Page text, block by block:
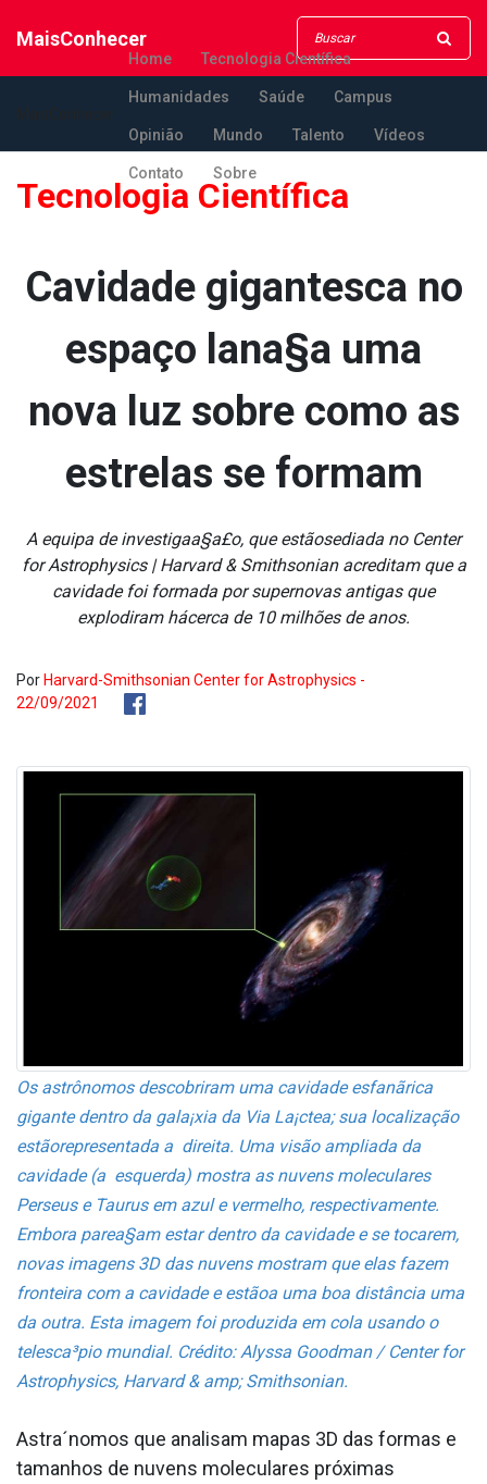
MaisConhecer
Home Tecnologia Científica
Humanidades Saúde Campus
Opinião Mundo Talento Vídeos
Contato Sobre
Tecnologia Científica
Cavidade gigantesca no
espaço lana§a uma
nova luz sobre como as
estrelas se formam
A equipa de investigaa§a£o, que estãosediada no Center
for Astrophysics | Harvard & Smithsonian acreditam que a
cavidade foi formada por supernovas antigas que
explodiram hácerca de 10 milhões de anos.
Por Harvard-Smithsonian Center for Astrophysics -
22/09/2021
Os astrônomos descobriram uma cavidade esfanãrica
gigante dentro da gala¡xia da Via La¡ctea; sua localização
estãorepresentada a direita. Uma visão ampliada da
cavidade (a esquerda) mostra as nuvens moleculares
Perseus e Taurus em azul e vermelho, respectivamente.
Embora parea§am estar dentro da cavidade e se tocarem,
novas imagens 3D das nuvens mostram que elas fazem
fronteira com a cavidade e estãoa uma boa distância uma
da outra. Esta imagem foi produzida em cola usando o
telesca³pio mundial. Crédito: Alyssa Goodman / Center for
Astrophysics, Harvard & amp; Smithsonian.
Astra´nomos que analisam mapas 3D das formas e
tamanhos de nuvens moleculares próximas